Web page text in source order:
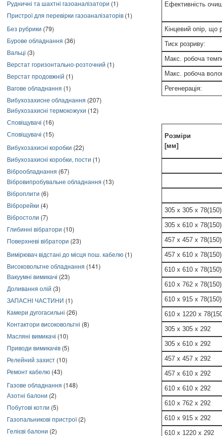
Рудничні та шахтні газоаналізатори (1)
Пристрої для перевірки газоаналізаторів (1)
Без рубрики (79)
Бурове обладнання (36)
Вальці (3)
Верстат горизонтально-розточний (1)
Верстат продовжній (1)
Вагове обладнання (1)
Вибухозахисне обладнання (207)
Вибухозахисні термокожухи (12)
Сповіщувачі (16)
Сповіщувачі (15)
Вибухозахисні коробки (22)
Вибухозахисні коробки, пости (1)
Віброобладнання (67)
Вібровипробувальне обладнання (13)
Віброплити (6)
Віброрейки (4)
Вібростоли (7)
Глибинні вібратори (10)
Поверхневі вібратори (23)
Вимірювач відстані до місця пош. кабелю (1)
Високовольтне обладнання (141)
Вакуумні вимикачі (23)
Доливання олій (3)
ЗАПАСНІ ЧАСТИНИ (1)
Камери дугогасильні (26)
Контактори високовольтні (8)
Масляні вимикачі (10)
Приводи вимикачів (5)
Релейний захист (10)
Ремонт кабелю (43)
Газове обладнання (148)
Азотні балони (2)
Побутові котли (5)
Газопальникові пристрої(2)
Гелієві балони (2)
Ефективність
Кінцевий опір, що
Тиск розриву:
Макс. робоча
Макс. робоча
Регенерація:
Розміри
[мм]
305 x 305 x 78(150)
305 x 610 x 78(150)
457 x 457 x 78(150)
457 x 610 x 78(150)
610 x 610 x 78(150)
610 x 762 x 78(150)
610 x 915 x 78(150)
610 x 1220 x
305 x 305 x 292
305 x 610 x 292
457 x 457 x 292
457 x 610 x 292
610 x 610 x 292
610 x 762 x 292
610 x 915 x 292
610 x 1220 x 292